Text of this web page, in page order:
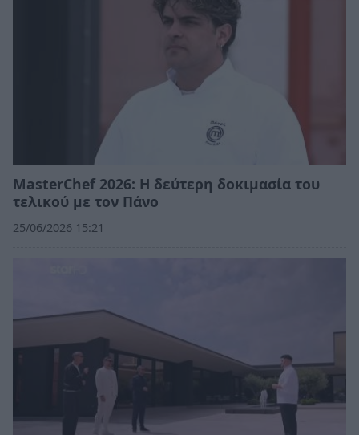
MasterChef 2026: Η δεύτερη δοκιμασία του
τελικού με τον Πάνο
25/06/2026 15:21